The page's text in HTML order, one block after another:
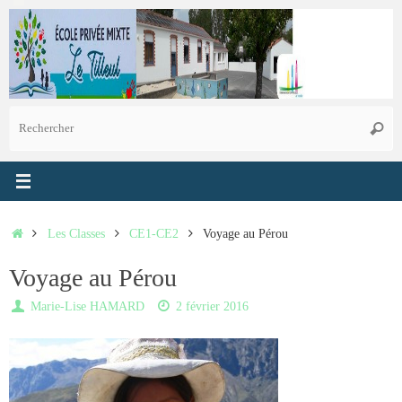
Passer
contenu
:
AccueilLes Classes CE1-CE2 Voyage au Pérou
Voyage au Pérou
Marie-Lise HAMARD 2 février 2016